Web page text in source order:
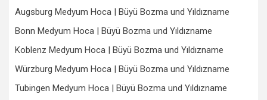
Augsburg Medyum Hoca | Büyü Bozma und Yıldızname
Bonn Medyum Hoca | Büyü Bozma und Yıldızname
Koblenz Medyum Hoca | Büyü Bozma und Yıldızname
Würzburg Medyum Hoca | Büyü Bozma und Yıldızname
Tubingen Medyum Hoca | Büyü Bozma und Yıldızname